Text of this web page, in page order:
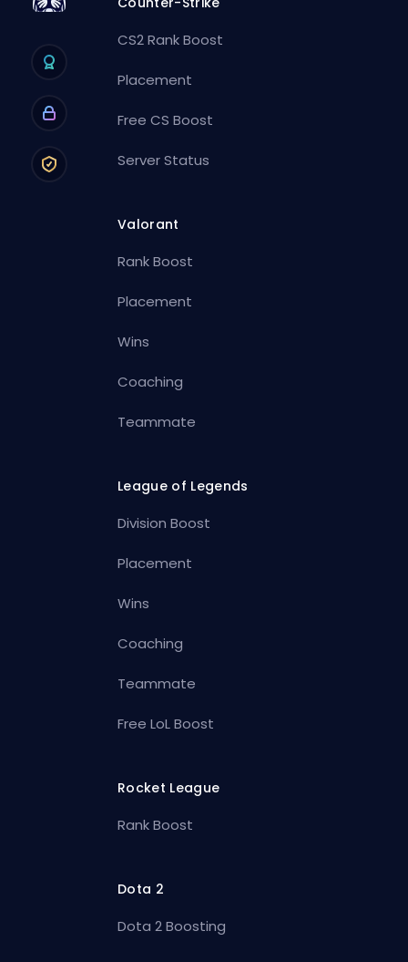
CS2 Rank Boost
Placement
Free CS Boost
Server Status
Valorant
Rank Boost
Placement
Wins
Coaching
Teammate
League of Legends
Division Boost
Placement
Wins
Coaching
Teammate
Free LoL Boost
Rocket League
Rank Boost
Dota 2
Dota 2 Boosting